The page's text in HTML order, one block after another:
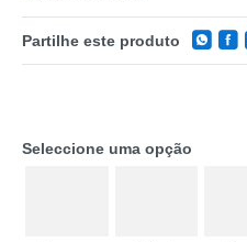
Partilhe este produto
Seleccione uma opção